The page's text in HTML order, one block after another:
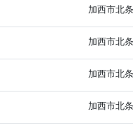
加西市北
加西市北
加西市北
加西市北